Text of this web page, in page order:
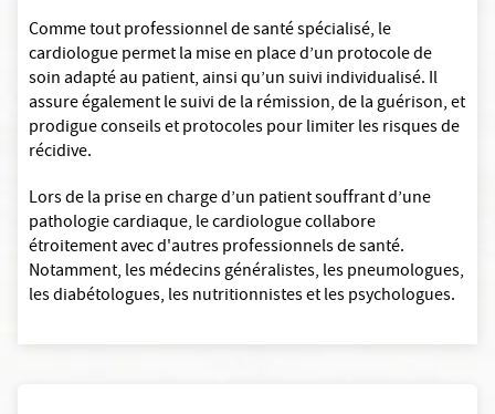
Comme tout professionnel de santé spécialisé, le
cardiologue permet la mise en place d’un protocole de
soin adapté au patient, ainsi qu’un suivi individualisé. Il
assure également le suivi de la rémission, de la guérison, et
prodigue conseils et protocoles pour limiter les risques de
récidive.
Lors de la prise en charge d’un patient souffrant d’une
pathologie cardiaque, le cardiologue collabore
étroitement avec d'autres professionnels de santé.
Notamment, les médecins généralistes, les pneumologues,
les diabétologues, les nutritionnistes et les psychologues.